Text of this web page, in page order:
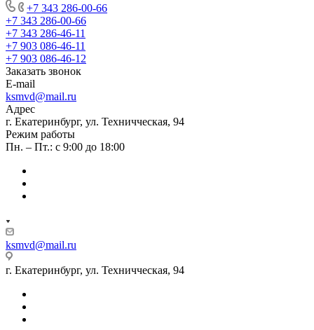
+7 343 286-00-66
+7 343 286-00-66
+7 343 286-46-11
+7 903 086-46-11
+7 903 086-46-12
Заказать звонок
E-mail
ksmvd@mail.ru
Адрес
г. Екатеринбург, ул. Техничческая, 94
Режим работы
Пн. – Пт.: с 9:00 до 18:00
ksmvd@mail.ru
г. Екатеринбург, ул. Техничческая, 94